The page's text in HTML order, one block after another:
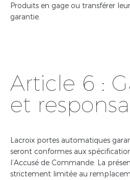
Produits en gage ou transférer
garantie.
Article 6 :
et
Lacroix portes automatiques
seront conformes aux
l’Accusé de Commande. La
strictement limitée au